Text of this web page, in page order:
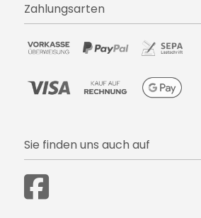
Zahlungsarten
Sie finden uns auch auf